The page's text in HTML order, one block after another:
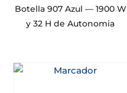
Botella 907 Azul — 1900 W
y 32 H de Autonomia